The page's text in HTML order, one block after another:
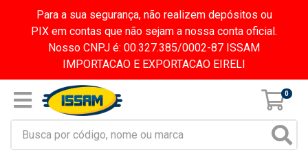
Para a sua segurança, não realizem depósitos ou
PIX em contas que não sejam a nossa conta oficial.
Nosso CNPJ é: 00.327.385/0002-87 ISSAM
IMPORTACAO E EXPORTACAO EIRELI
0